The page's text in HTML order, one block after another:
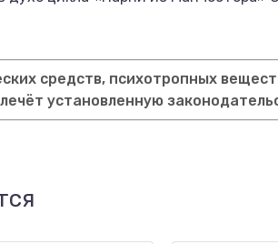
средств, психотропных
установленную